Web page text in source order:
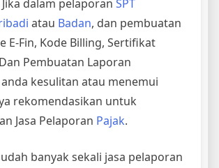
Jika dalam pelaporan SPT
atau Badan, dan pembuatan
E-Fin, Kode Billing, Sertifikat
Pembuatan Laporan
kesulitan atau menemui
rekomendasikan untuk
Jasa Pelaporan Pajak.
banyak sekali jasa pelaporan